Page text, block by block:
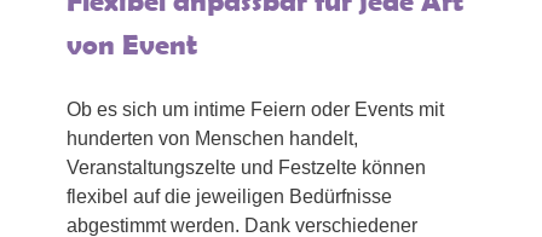
von Event
Ob es sich um intime Feiern oder Events mit
hunderten von Menschen handelt,
Veranstaltungszelte und Festzelte können
flexibel auf die jeweiligen Bedürfnisse
abgestimmt werden. Dank verschiedener